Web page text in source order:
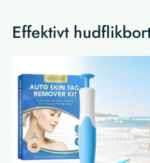
Effektivt